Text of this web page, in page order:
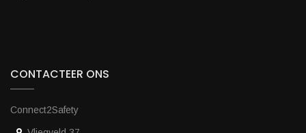
CONTACTEER ONS
Connect2Safety